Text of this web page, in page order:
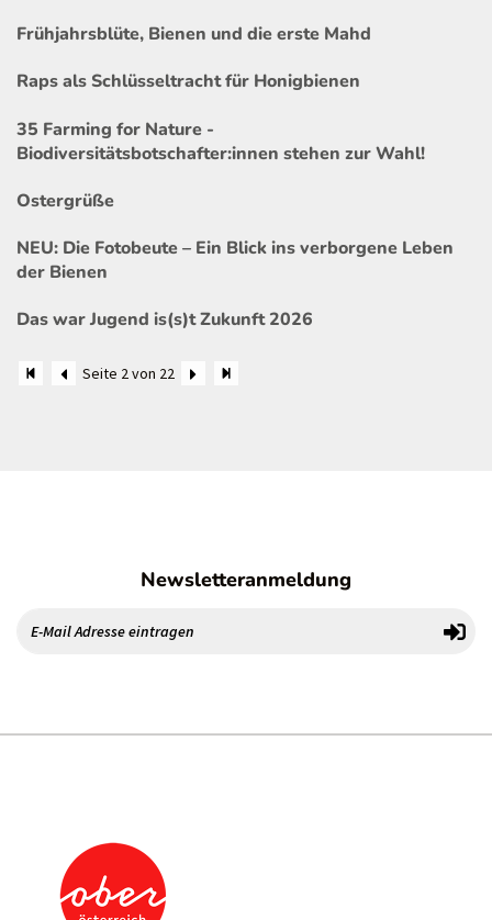
Frühjahrsblüte, Bienen und die erste Mahd
Raps als Schlüsseltracht für Honigbienen
35 Farming for Nature -
Biodiversitätsbotschafter:innen stehen zur Wahl!
Ostergrüße
NEU: Die Fotobeute – Ein Blick ins verborgene Leben
der Bienen
Das war Jugend is(s)t Zukunft 2026
Seite 2 von 22
Newsletteranmeldung